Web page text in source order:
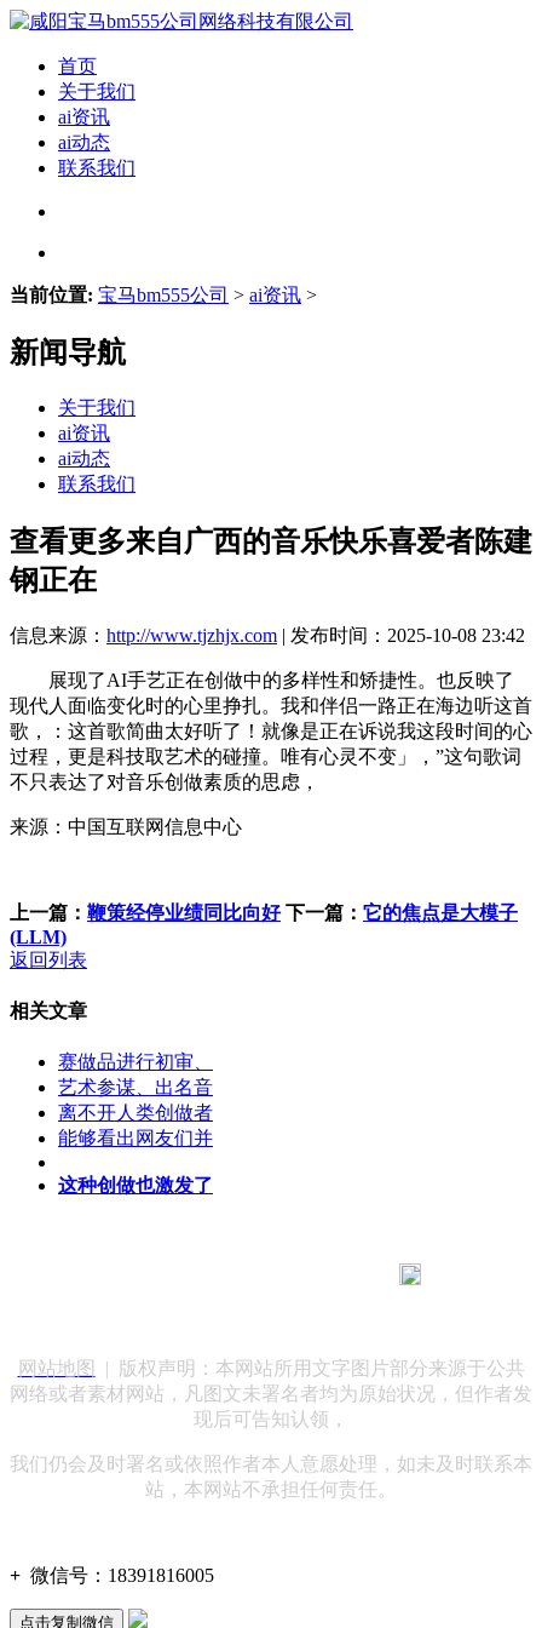
首页
关于我们
ai资讯
ai动态
联系我们
当前位置: 宝马bm555公司 > ai资讯 >
新闻导航
关于我们
ai资讯
ai动态
联系我们
查看更多来自广西的音乐快乐喜爱者陈建
钢正在
信息来源： http://www.tjzhjx.com | 发布时间：2025-10-08 23:42
展现了AI手艺正在创做中的多样性和矫捷性。也反映了
现代人面临变化时的心里挣扎。我和伴侣一路正在海边听这首
歌，：这首歌简曲太好听了！就像是正在诉说我这段时间的心
过程，更是科技取艺术的碰撞。唯有心灵不变」，”这句歌词
不只表达了对音乐创做素质的思虑，
来源：中国互联网信息中心
上一篇： 鞭策经停业绩同比向好 下一篇： 它的焦点是大模子
(LLM)
返回列表
相关文章
赛做品进行初审、
艺术参谋、出名音
离不开人类创做者
能够看出网友们并
这种创做也激发了
网站地图
| 版权声明：本网站所用文字图片部分来源于公共
网络或者素材网站，凡图文未署名者均为原始状况，但作者发
现后可告知认领，
我们仍会及时署名或依照作者本人意愿处理，如未及时联系本
站，本网站不承担任何责任。
+ 微信号： 18391816005
点击复制微信